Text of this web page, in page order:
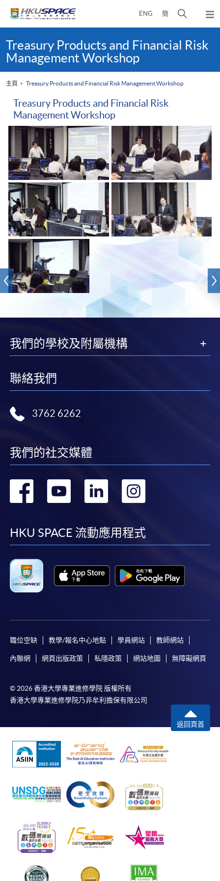
ENG 簡
開
尋
面
彈
出
選
content
startTreasury Products and Financial Risk
Management Workshop
主頁 Treasury Products and Financial Risk Management Workshop
Treasury Products and Financial Risk
Management Workshop
我們的學校及附屬機構
聯絡我們
3762 6262
我們的社交媒體
轉
facebook
轉
youtube
轉
linkedin
轉
HKU SPACE 流動應用程式
職位空缺 教學/報名中心地點 學員網站 教師網站
內聯網 網頁出版政策 私隱政策 網站地圖 無障礙網頁
© 2026 香港大學專業進修學院 版權所有
香港大學專業進修學院乃非牟利擔保有限公司
返回頁首